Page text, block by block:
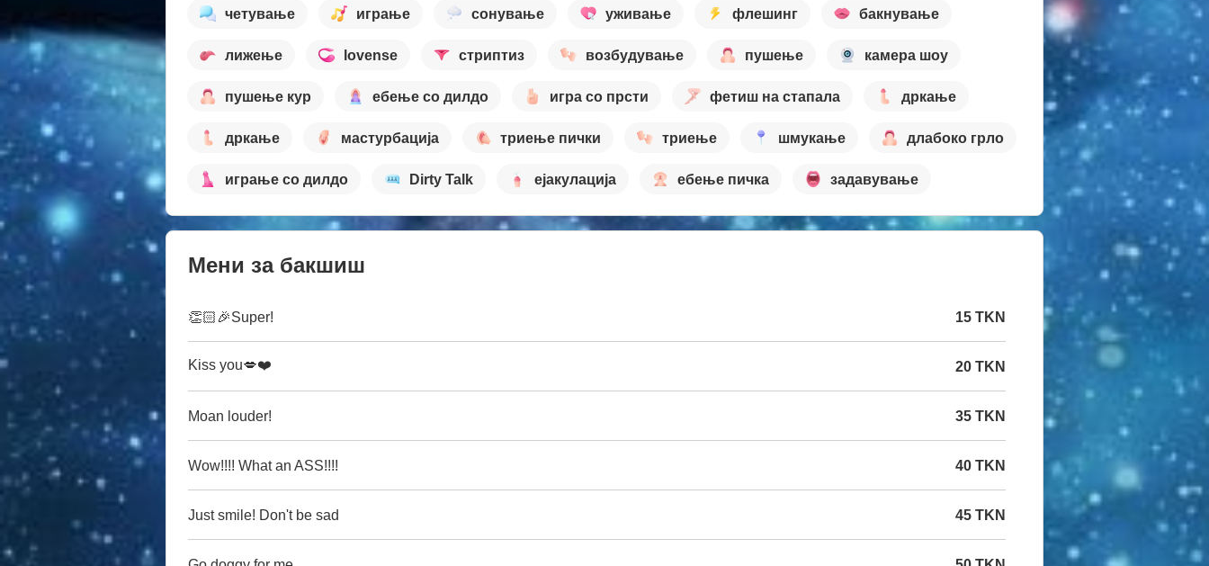
четување играње сонување уживање флешинг бакнување
лижење lovense стриптиз возбудување пушење камера шоу
пушење кур ебење со дилдо игра со прсти фетиш на стапала дркање
дркање мастурбација триење пички триење шмукање длабоко грло
играње со дилдо Dirty Talk ејакулација ебење пичка задавување
Мени за бакшиш
👏🏻🎉Super! 15 TKN
Kiss you💋❤️ 20 TKN
Moan louder! 35 TKN
Wow!!!! What an ASS!!!! 40 TKN
Just smile! Don't be sad 45 TKN